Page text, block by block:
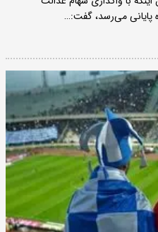
پایانی می‌رسد، گفت:…